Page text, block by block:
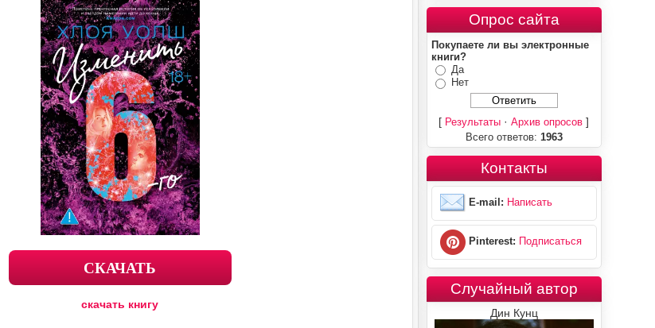
СКАЧАТЬ
скачать книгу
Опрос сайта
Покупаете ли вы электронные
книги?
Да
Нет
[ Результаты ·Архив опросов ]
Всего ответов: 1963
Контакты
E-mail: Написать
Pinterest: Подписаться
Случайный автор
Дин Кунц